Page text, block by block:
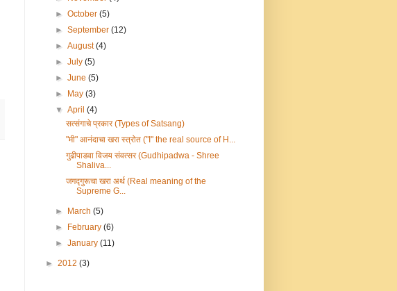
►October(5)
►September(12)
►August(4)
►July(5)
►June(5)
►
May(3)
▼April(4)
सत्संगाचे प्रकार (Types of Satsang)
"मी" आनंदाचा खरा स्त्रोत ("I" the real source of H...
गुढीपाडवा विजय संवत्सर (Gudhipadwa - Shree
Shaliva...
जगद्गुरूचा खरा अर्थ (Real meaning of the
Supreme G...
► March(5)
►
February(6)
►January(11)
► 2012 (3)